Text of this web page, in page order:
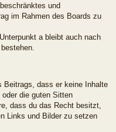
und
im Rahmen des Boards zu
a bleibt auch nach
Beitrags, dass er keine Inhalte
die guten Sitten
dass du das Recht besitzt,
Links und Bilder zu setzen